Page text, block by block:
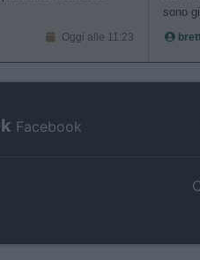
Oggi alle 11:23
sono
Facebook